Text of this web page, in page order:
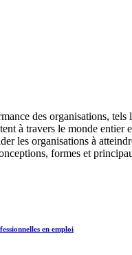
des organisations,
à travers le monde
les organisations à
formes et
en emploi